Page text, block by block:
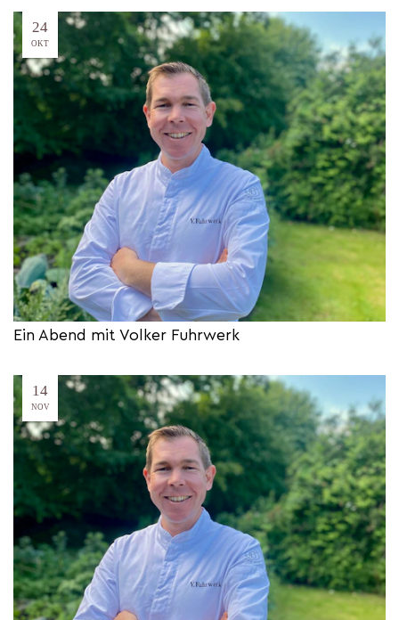
24
OKT
Ein Abend mit Volker Fuhrwerk
14
NOV